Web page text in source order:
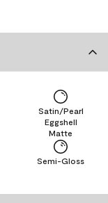
Semi-Gloss
Matte
Eggshell
Satin/Pearl